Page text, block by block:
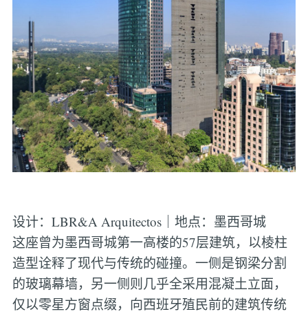
设计：LBR&A Arquitectos｜地点：墨西哥城
这座曾为墨西哥城第一高楼的57层建筑，以棱柱
造型诠释了现代与传统的碰撞。一侧是钢梁分割
的玻璃幕墙，另一侧则几乎全采用混凝土立面，
仅以零星方窗点缀，向西班牙殖民前的建筑传统